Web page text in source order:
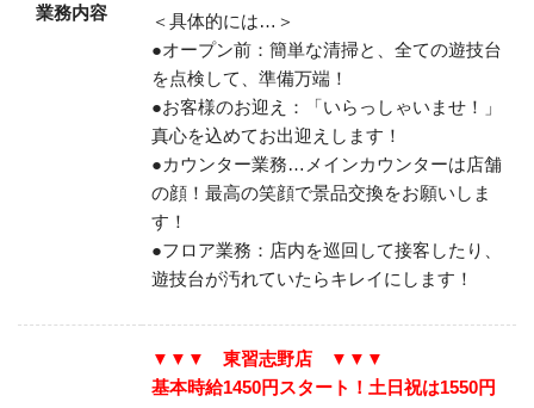
業務内容
＜具体的には…＞
●オープン前：簡単な清掃と、全ての遊技台
を点検して、準備万端！
●お客様のお迎え：「いらっしゃいませ！」
真心を込めてお出迎えします！
●カウンター業務…メインカウンターは店舗
の顔！最高の笑顔で景品交換をお願いしま
す！
●フロア業務：店内を巡回して接客したり、
遊技台が汚れていたらキレイにします！
▼▼▼ 東習志野店 ▼▼▼
基本時給1450円スタート！土日祝は1550円